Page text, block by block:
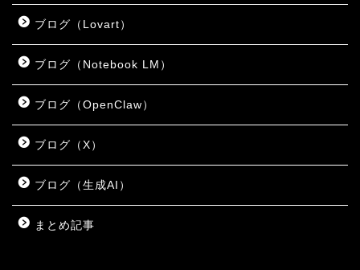
ブログ（Lovart）
ブログ（Notebook LM）
ブログ（OpenClaw）
ブログ（X）
ブログ（生成AI）
まとめ記事